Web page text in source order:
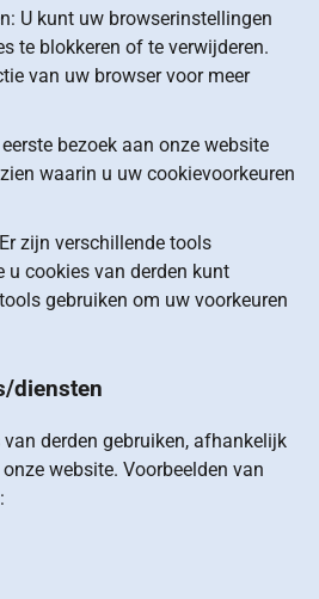
U kunt uw browserinstellingen
te blokkeren of te verwijderen.
van uw browser voor meer
bezoek aan onze website
waarin u uw cookievoorkeuren
zijn verschillende tools
u cookies van derden kunt
gebruiken om uw voorkeuren
diensten
derden gebruiken, afhankelijk
website. Voorbeelden van